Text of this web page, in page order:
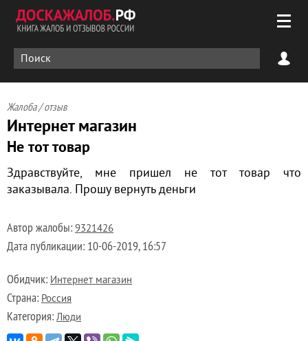
Жалоба / отзыв
Интернет магазин
Не тот товар
Здравствуйте, мне пришел не тот товар что
заказывала. Прошу вернуть деньги
Автор жалобы: 9321426
Дата публикации: 10-06-2019, 16:57
Обидчик: Интернет магазин
Страна: Россия
Категория: Люди